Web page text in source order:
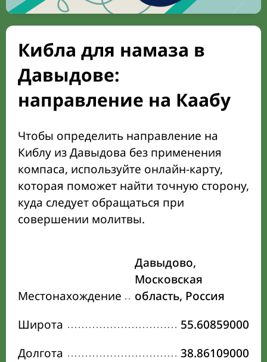
Кибла для намаза в
Давыдове:
направление на Каабу
Чтобы определить направление на
Киблу из Давыдова без применения
компаса, используйте онлайн-карту,
которая поможет найти точную сторону,
куда следует обращаться при
совершении молитвы.
Местонахождение
Давыдово,
Московская
область, Россия
Широта
55.60859000
Долгота
38.86109000